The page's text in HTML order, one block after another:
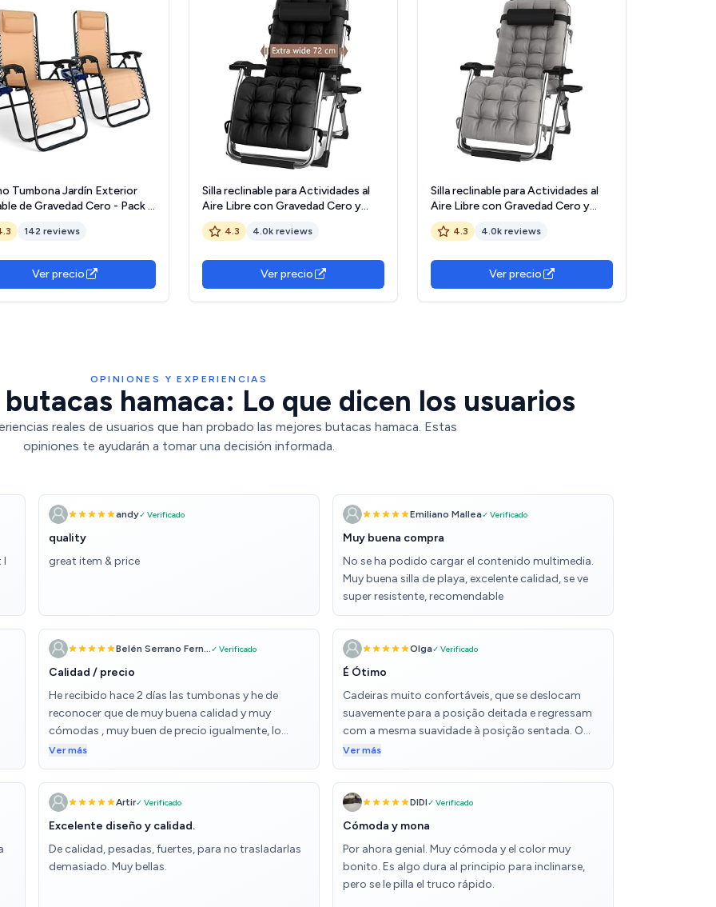
Tumbona Jardín Exterior
de Gravedad Cero - Pack 2
Reclinables o Hamacas para
Terraza y Camping con
142 reviews
Ver precio
Silla reclinable para Actividades al
Aire Libre con Gravedad Cero y
portavasos, Silla Extra Ancha y
Ajustable para tumbonas de Patio
de 200 kg (Black1)
4.3 4.0k reviews
Ver precio
Silla reclinable para Actividades al
Aire Libre con Gravedad Cero y
portavasos, Silla Extra Ancha y
Ajustable para tumbonas de Patio
de 200 kg (Color : Silver)
4.3 4.0k reviews
Ver precio
OPINIONES Y EXPERIENCIAS
hamaca: Lo que dicen los usuarios
reales de usuarios que han probado las mejores butacas hamaca. Estas
opiniones te ayudarán a tomar una decisión informada.
I
andy✓ Verificado
quality
great item & price
Emiliano Mallea✓ Verificado
Muy buena compra
No se ha podido cargar el contenido multimedia.
Muy buena silla de playa, excelente calidad, se ve
super resistente, recomendable
Belén Serrano Fern...✓ Verificado
Calidad / precio
He recibido hace 2 días las tumbonas y he de
reconocer que de muy buena calidad y muy
cómodas , muy buen de precio igualmente, lo
recomiendo 👍🏻
Ver más
Olga✓ Verificado
É Ótimo
Cadeiras muito confortáveis, que se deslocam
suavemente para a posição deitada e regressam
com a mesma suavidade à posição sentada. O
peso da minha família é normal, 50-70 kg, e
sentimo-nos muito confortáveis ​​ao deitar-nos
nelas. Lindas, feitas com cuidado, recomendo!
Ver más
Artir✓ Verificado
Excelente diseño y calidad.
De calidad, pesadas, fuertes, para no trasladarlas
demasiado. Muy bellas.
DIDI✓ Verificado
Cómoda y mona
Por ahora genial. Muy cómoda y el color muy
bonito. Es algo dura al principio para inclinarse,
pero se le pilla el truco rápido.